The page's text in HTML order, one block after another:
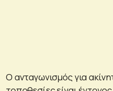
Ο ανταγωνισμός για